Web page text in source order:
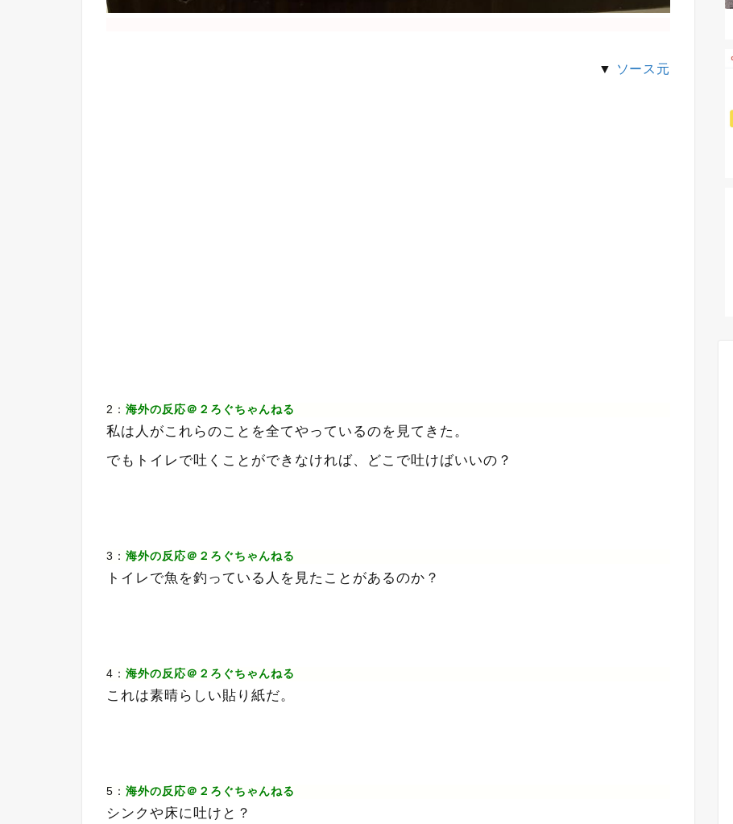
▼ ソース元
2： 海外の反応＠２ろぐちゃんねる
私は人がこれらのことを全てやっているのを見てきた。
でもトイレで吐くことができなければ、どこで吐けばいいの？
3： 海外の反応＠２ろぐちゃんねる
トイレで魚を釣っている人を見たことがあるのか？
4： 海外の反応＠２ろぐちゃんねる
これは素晴らしい貼り紙だ。
5： 海外の反応＠２ろぐちゃんねる
シンクや床に吐けと？